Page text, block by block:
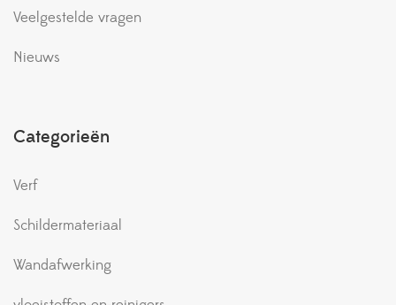
Veelgestelde vragen
Nieuws
Categorieën
Verf
Schildermateriaal
Wandafwerking